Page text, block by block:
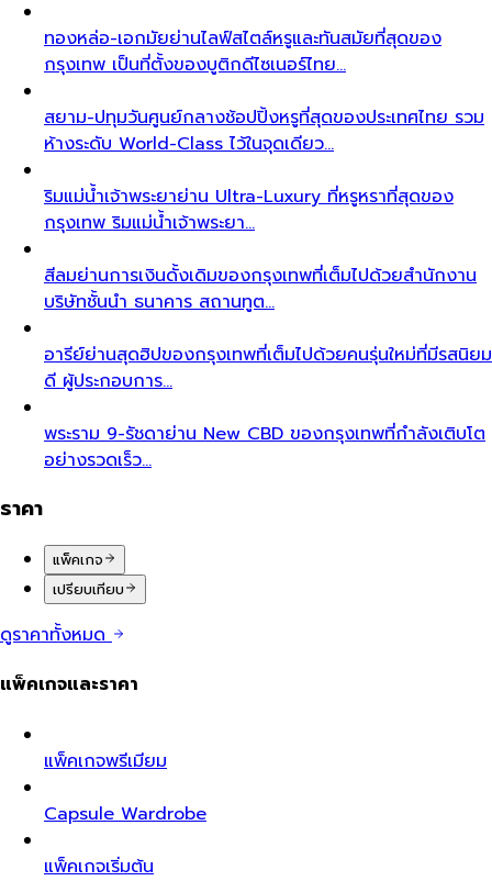
ทองหล่อ-เอกมัยย่านไลฟ์สไตล์หรูและทันสมัยที่สุดของ
กรุงเทพ เป็นที่ตั้งของบูติกดีไซเนอร์ไทย…
สยาม-ปทุมวันศูนย์กลางช้อปปิ้งหรูที่สุดของประเทศไทย รวม
ห้างระดับ World-Class ไว้ในจุดเดียว…
ริมแม่น้ำเจ้าพระยาย่าน Ultra-Luxury ที่หรูหราที่สุดของ
กรุงเทพ ริมแม่น้ำเจ้าพระยา…
สีลมย่านการเงินดั้งเดิมของกรุงเทพที่เต็มไปด้วยสำนักงาน
บริษัทชั้นนำ ธนาคาร สถานทูต…
อารีย์ย่านสุดฮิปของกรุงเทพที่เต็มไปด้วยคนรุ่นใหม่ที่มีรสนิยม
ดี ผู้ประกอบการ…
พระราม 9-รัชดาย่าน New CBD ของกรุงเทพที่กำลังเติบโต
อย่างรวดเร็ว…
ราคา
แพ็คเกจ
เปรียบเทียบ
ดูราคาทั้งหมด
แพ็คเกจและราคา
แพ็คเกจพรีเมียม
Capsule Wardrobe
แพ็คเกจเริ่มต้น